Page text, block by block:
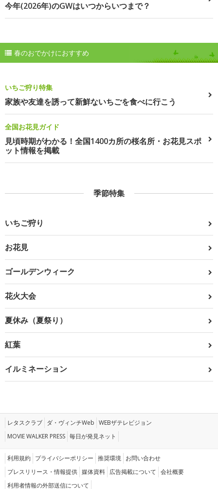
今年(2026年)のGWはいつからいつまで？
春のおでかけにおすすめ
いちご狩り特集
家族や友達を誘って新鮮ないちごを食べに行こう
全国お花見ガイド
見頃時期がわかる！全国1400カ所の桜名所・お花見スポ
ット情報を掲載
季節特集
いちご狩り
お花見
ゴールデンウィーク
花火大会
夏休み（夏祭り）
紅葉
イルミネーション
レタスクラブ ダ・ヴィンチWeb WEBザテレビジョン
MOVIE WALKER PRESS 毎日が発見ネット
利用規約 プライバシーポリシー 推奨環境 お問い合わせ
プレスリリース・情報提供 媒体資料 広告掲載について 会社概要
利用者情報の外部送信について